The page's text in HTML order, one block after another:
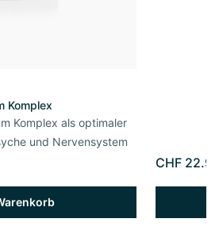
Komplex
Komplex als optimaler
und Nervensystem
CHF